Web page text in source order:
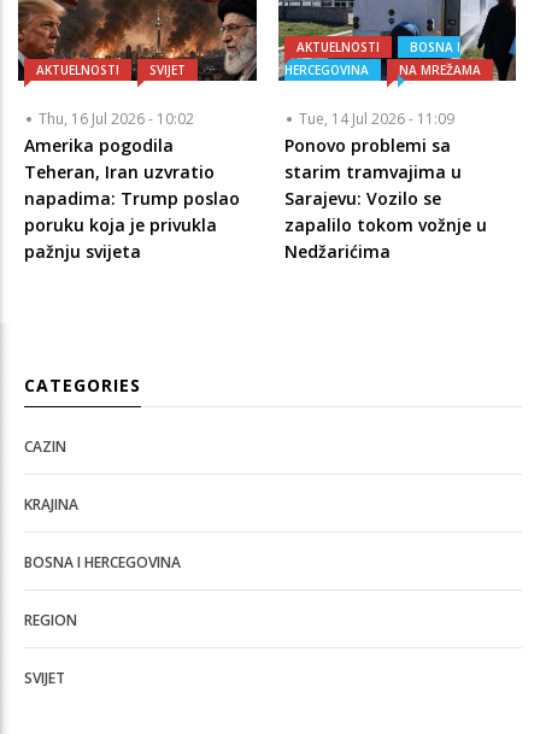
AKTUELNOSTI SVIJET
Thu, 16 Jul 2026 - 10:02
Amerika pogodila
Teheran, Iran uzvratio
napadima: Trump poslao
poruku koja je privukla
pažnju svijeta
AKTUELNOSTI
BOSNA I
HERCEGOVINA
NA MREŽAMA
Tue, 14 Jul 2026 - 11:09
Ponovo problemi sa
starim tramvajima u
Sarajevu: Vozilo se
zapalilo tokom vožnje u
Nedžarićima
CATEGORIES
CAZIN
KRAJINA
BOSNA I HERCEGOVINA
REGION
SVIJET